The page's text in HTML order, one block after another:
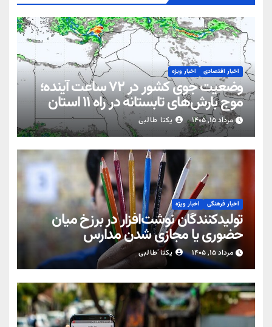
اخبار اقتصادی اخبار ویژه
وضعیت جوی کشور در ۷۲ ساعت آینده؛
موج بارش‌های تابستانه در راه ۱۱ استان
مرداد ۱۵, ۱۴۰۵ یکتا طالبی
اخبار فرهنگی اخبار ویژه
تولیدکنندگان نوشت‌افزار در برزخ میان
حضوری یا مجازی شدن مدارس
مرداد ۱۵, ۱۴۰۵ یکتا طالبی